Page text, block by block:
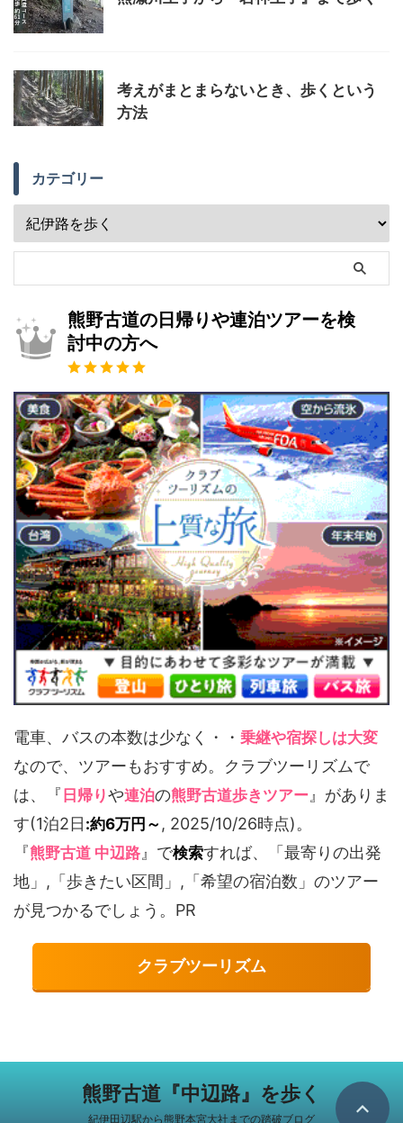
考えがまとまらないとき、歩くという
方法
カテゴリー
熊野古道の日帰りや連泊ツアーを検
討中の方へ
電車、バスの本数は少なく・・ 乗継や宿探しは大変
なので、ツアーもおすすめ。クラブツーリズムで
は、『 日帰りや連泊の熊野古道歩きツアー 』がありま
す(1泊2日 :約6万円～ , 2025/10/26時点)。
『熊野古道 中辺路 』で検索すれば、「最寄りの出発
地」,「歩きたい区間」,「希望の宿泊数」のツアー
が見つかるでしょう。PR
クラブツーリズム
熊野古道『中辺路』を歩く
紀伊田辺駅から熊野本宮大社までの踏破ブログ